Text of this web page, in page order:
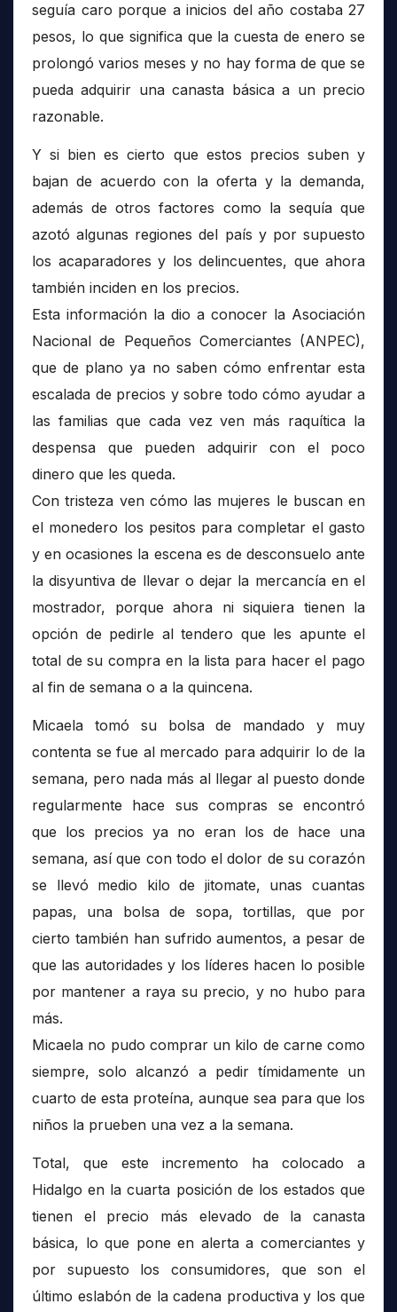
seguía caro porque a inicios del año costaba 27
pesos, lo que significa que la cuesta de enero se
prolongó varios meses y no hay forma de que se
pueda adquirir una canasta básica a un precio
razonable.
Y si bien es cierto que estos precios suben y
bajan de acuerdo con la oferta y la demanda,
además de otros factores como la sequía que
azotó algunas regiones del país y por supuesto
los acaparadores y los delincuentes, que ahora
también inciden en los precios.
Esta información la dio a conocer la Asociación
Nacional de Pequeños Comerciantes (ANPEC),
que de plano ya no saben cómo enfrentar esta
escalada de precios y sobre todo cómo ayudar a
las familias que cada vez ven más raquítica la
despensa que pueden adquirir con el poco
dinero que les queda.
Con tristeza ven cómo las mujeres le buscan en
el monedero los pesitos para completar el gasto
y en ocasiones la escena es de desconsuelo ante
la disyuntiva de llevar o dejar la mercancía en el
mostrador, porque ahora ni siquiera tienen la
opción de pedirle al tendero que les apunte el
total de su compra en la lista para hacer el pago
al fin de semana o a la quincena.
Micaela tomó su bolsa de mandado y muy
contenta se fue al mercado para adquirir lo de la
semana, pero nada más al llegar al puesto donde
regularmente hace sus compras se encontró
que los precios ya no eran los de hace una
semana, así que con todo el dolor de su corazón
se llevó medio kilo de jitomate, unas cuantas
papas, una bolsa de sopa, tortillas, que por
cierto también han sufrido aumentos, a pesar de
que las autoridades y los líderes hacen lo posible
por mantener a raya su precio, y no hubo para
más.
Micaela no pudo comprar un kilo de carne como
siempre, solo alcanzó a pedir tímidamente un
cuarto de esta proteína, aunque sea para que los
niños la prueben una vez a la semana.
Total, que este incremento ha colocado a
Hidalgo en la cuarta posición de los estados que
tienen el precio más elevado de la canasta
básica, lo que pone en alerta a comerciantes y
por supuesto los consumidores, que son el
último eslabón de la cadena productiva y los que